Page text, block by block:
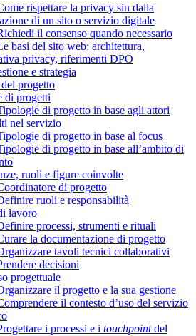
rispettare la privacy sin dalla
di un sito o servizio digitale
il consenso quando necessario
basi del sito web: architettura,
privacy, riferimenti DPO
e strategia
progetto
di progetti
di progetto in base agli attori
nel servizio
di progetto in base al focus
di progetto in base all’ambito di
ruoli e figure coinvolte
di progetto
ruoli e responsabilità
lavoro
processi, strumenti e rituali
la documentazione di progetto
tavoli tecnici collaborativi
decisioni
progettuale
il progetto e la sua gestione
il contesto d’uso del servizio
i processi e i touchpointdel